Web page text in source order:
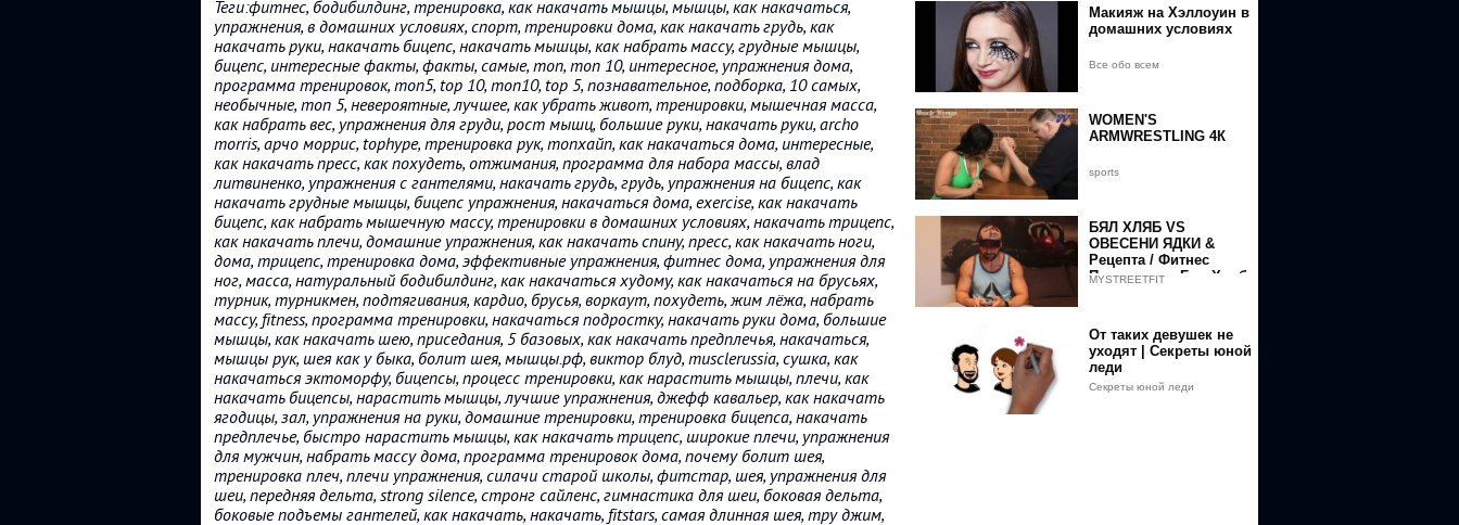
Теги:фитнес, бодибилдинг, тренировка, как накачать мышцы, мышцы, как накачаться,
упражнения, в домашних условиях, спорт, тренировки дома, как накачать грудь, как
накачать руки, накачать бицепс, накачать мышцы, как набрать массу, грудные мышцы,
бицепс, интересные факты, факты, самые, топ, топ 10, интересное, упражнения дома,
программа тренировок, топ5, top 10, топ10, top 5, познавательное, подборка, 10 самых,
необычные, топ 5, невероятные, лучшее, как убрать живот, тренировки, мышечная масса,
как набрать вес, упражнения для груди, рост мышц, большие руки, накачать руки, archo
morris, арчо моррис, tophype, тренировка рук, топхайп, как накачаться дома, интересные,
как накачать пресс, как похудеть, отжимания, программа для набора массы, влад
литвиненко, упражнения с гантелями, накачать грудь, грудь, упражнения на бицепс, как
накачать грудные мышцы, бицепс упражнения, накачаться дома, exercise, как накачать
бицепс, как набрать мышечную массу, тренировки в домашних условиях, накачать трицепс,
как накачать плечи, домашние упражнения, как накачать спину, пресс, как накачать ноги,
дома, трицепс, тренировка дома, эффективные упражнения, фитнес дома, упражнения для
ног, масса, натуральный бодибилдинг, как накачаться худому, как накачаться на брусьях,
турник, турникмен, подтягивания, кардио, брусья, воркаут, похудеть, жим лёжа, набрать
массу, fitness, программа тренировки, накачаться подростку, накачать руки дома, большие
мышцы, как накачать шею, приседания, 5 базовых, как накачать предплечья, накачаться,
мышцы рук, шея как у быка, болит шея, мышцы.рф, виктор блуд, musclerussia, сушка, как
накачаться эктоморфу, бицепсы, процесс тренировки, как нарастить мышцы, плечи, как
накачать бицепсы, нарастить мышцы, лучшие упражнения, джефф кавальер, как накачать
ягодицы, зал, упражнения на руки, домашние тренировки, тренировка бицепса, накачать
предплечье, быстро нарастить мышцы, как накачать трицепс, широкие плечи, упражнения
для мужчин, набрать массу дома, программа тренировок дома, почему болит шея,
тренировка плеч, плечи упражнения, силачи старой школы, фитстар, шея, упражнения для
шеи, передняя дельта, strong silence, стронг сайленс, гимнастика для шеи, боковая дельта,
боковые подъемы гантелей, как накачать, накачать, fitstars, самая длинная шея, тру джим,
Макияж на Хэллоуин в
домашних условиях
Все обо всем
WOMEN'S
ARMWRESTLING 4К
sports
БЯЛ ХЛЯБ VS
ОВЕСЕНИ ЯДКИ &
Рецепта / Фитнес
Палачинка с Бял Хляб
MYSTREETFIT
От таких девушек не
уходят | Секреты юной
леди
Секреты юной леди